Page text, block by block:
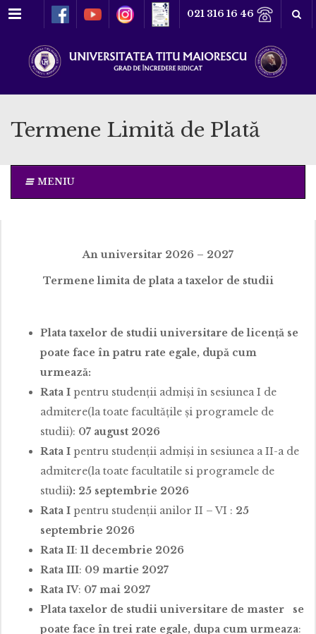
Meniu 021 316 16 46
Termene Limită de Plată
MENIU
An universitar 2026 – 2027
Termene limita de plata a taxelor de studii
Plata taxelor de studii universitare de licență se
poate face în patru rate egale, după cum
urmează:
Rata I pentru studenții admiși în sesiunea I de
admitere(la toate facultățile și programele de
studii): 07 august 2026
Rata I pentru studenții admiși in sesiunea a II-a de
admitere(la toate facultatile si programele de
studii): 25 septembrie 2026
Rata I pentru studenții anilor II – VI : 25
septembrie 2026
Rata II: 11 decembrie 2026
Rata III: 09 martie 2027
Rata IV: 07 mai 2027
Plata taxelor de studii universitare de master se
poate face în trei rate egale, dupa cum urmeaza: